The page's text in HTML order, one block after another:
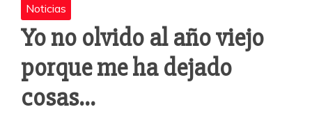
Noticias
Yo no olvido al año viejo
porque me ha dejado
cosas…